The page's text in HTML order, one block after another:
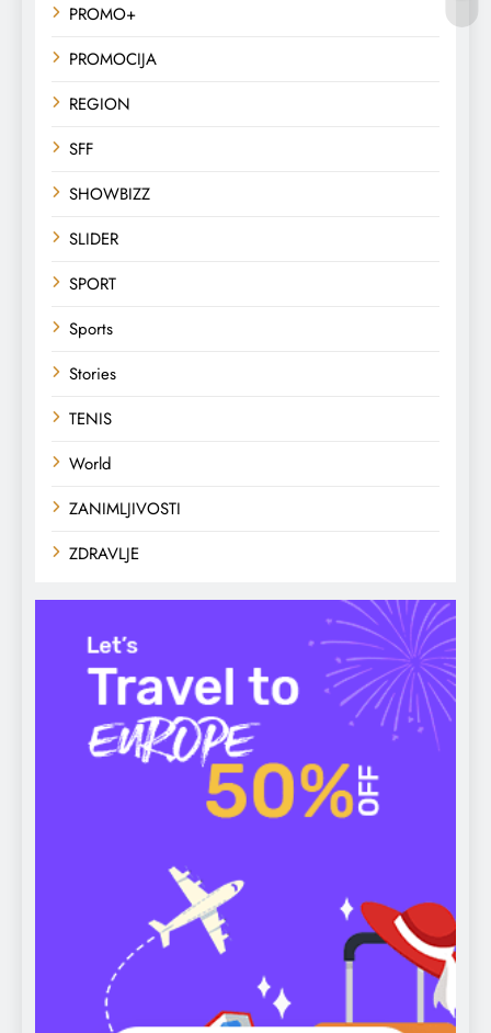
PROMO+
PROMOCIJA
REGION
SFF
SHOWBIZZ
SLIDER
SPORT
Sports
Stories
TENIS
World
ZANIMLJIVOSTI
ZDRAVLJE